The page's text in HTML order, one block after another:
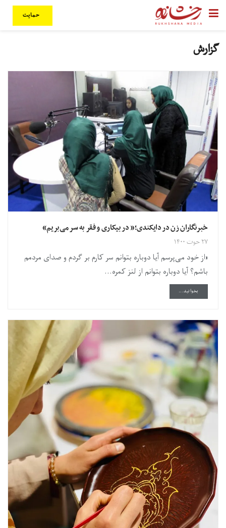
حمایت
گزارش
خبرنگاران زن در دایکندی؛« در بیکاری و فقر به سر‌ می‌بریم»
۲۷ حوت ۱۴۰۰
«از خود می‌پرسم آیا دوباره بتوانم سر کارم بر گردم و صدای مردمم
باشم؟ آیا دوباره بتوانم از لنز کمره...
بخوانید...